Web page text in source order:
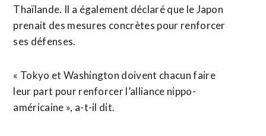
Thaïlande. Il a également déclaré que le Japon
prenait des mesures ⁠concrètes pour ‌renforcer
ses défenses.
« Tokyo et Washington doivent chacun faire
leur part pour renforcer l’alliance nippo-
américaine », a-t-il dit.